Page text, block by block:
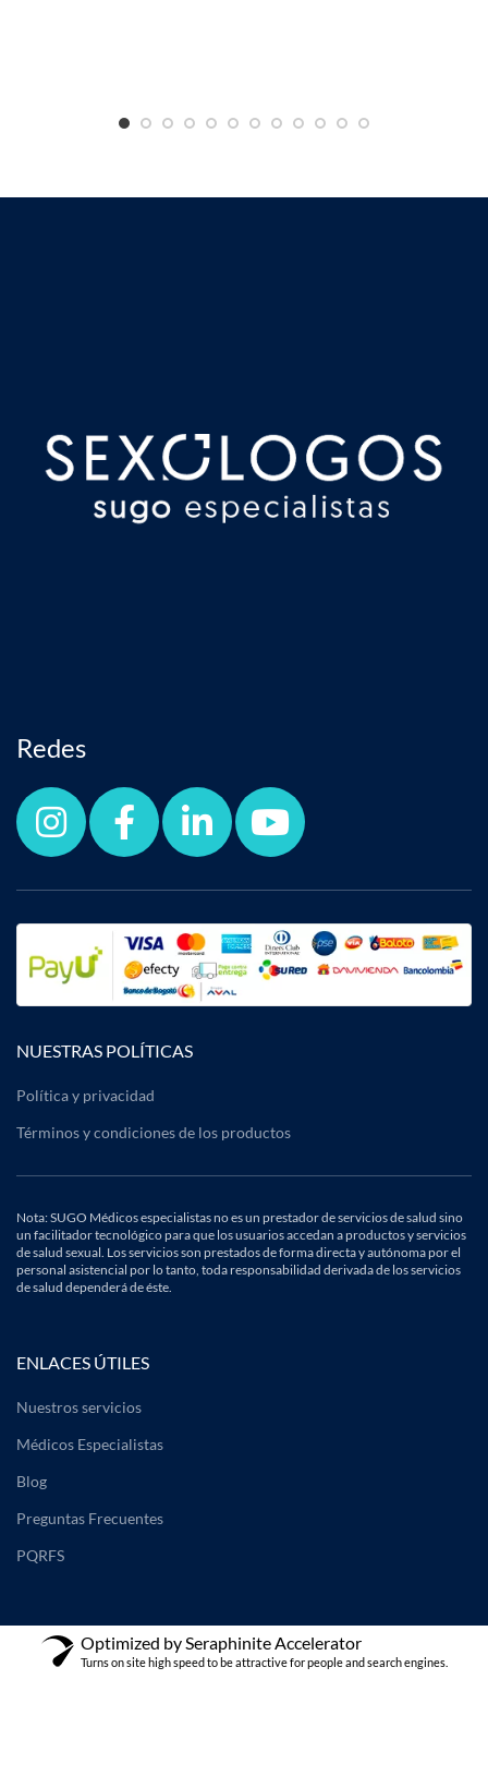
Redes
NUESTRAS POLÍTICAS
Política y privacidad
Términos y condiciones de los productos
Nota: SUGO Médicos especialistas no es un prestador de servicios de salud sino
un facilitador tecnológico para que los usuarios accedan a productos y servicios
de salud sexual. Los servicios son prestados de forma directa y autónoma por el
personal asistencial por lo tanto, toda responsabilidad derivada de los servicios
de salud dependerá de éste.
ENLACES ÚTILES
Nuestros servicios
Médicos Especialistas
Blog
Preguntas Frecuentes
PQRFS
Optimized by Seraphinite Accelerator
Turns on site high speed to be attractive for people and search engines.